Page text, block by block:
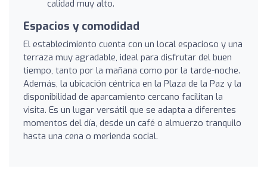
calidad muy alto.
Espacios y comodidad
El establecimiento cuenta con un local espacioso y una
terraza muy agradable, ideal para disfrutar del buen
tiempo, tanto por la mañana como por la tarde-noche.
Además, la ubicación céntrica en la Plaza de la Paz y la
disponibilidad de aparcamiento cercano facilitan la
visita. Es un lugar versátil que se adapta a diferentes
momentos del día, desde un café o almuerzo tranquilo
hasta una cena o merienda social.